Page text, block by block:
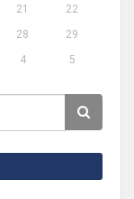
21
22
28
29
4 5